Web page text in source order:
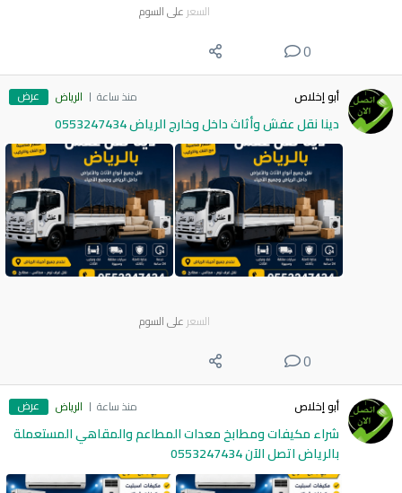
السعر على السوم
0
أبو إخلاص منذ ساعة الرياض عرض
دينا نقل عفش وأثاث داخل وخارج الرياض 0553247434
السعر على السوم
0
أبو إخلاص منذ ساعة الرياض عرض
شراء مكيفات ومطابخ معدات المطاعم والمقاهي المستعملة
بالرياض اتصل الآن 0553247434